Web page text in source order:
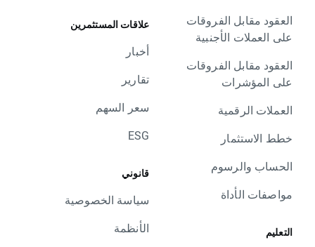
العقود مقابل الفروقات
على العملات الأجنبية
العقود مقابل الفروقات
على المؤشرات
العملات الرقمية
خطط الاستثمار
الحساب والرسوم
مواصفات الأداة
التعليم
علاقات المستثمرين
أخبار
تقارير
سعر السهم
ESG
قانوني
سياسة الخصوصية
الأنظمة